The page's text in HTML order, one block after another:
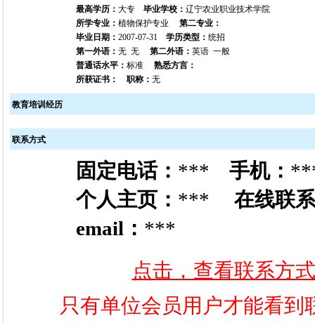
最高学历： 大专 毕业学校： 辽宁农业职业技术学院
所学专业： 植物保护专业 第二专业：
毕业日期： 2007-07-31 学历类型： 统招
第一外语： 无 无 第二外语： 英语 一般
普通话水平： 标准 熟悉方言：
所获证书：
职称： 无
教育培训经历
联系方式
固定电话： *** 手机：
个人主页： *** 在线联
email： ***
点击，查看联系方
只有单位会员用户才能看到